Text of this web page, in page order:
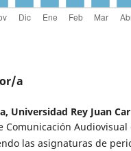
a
Universidad Rey Juan
Comunicación
las asignaturas de